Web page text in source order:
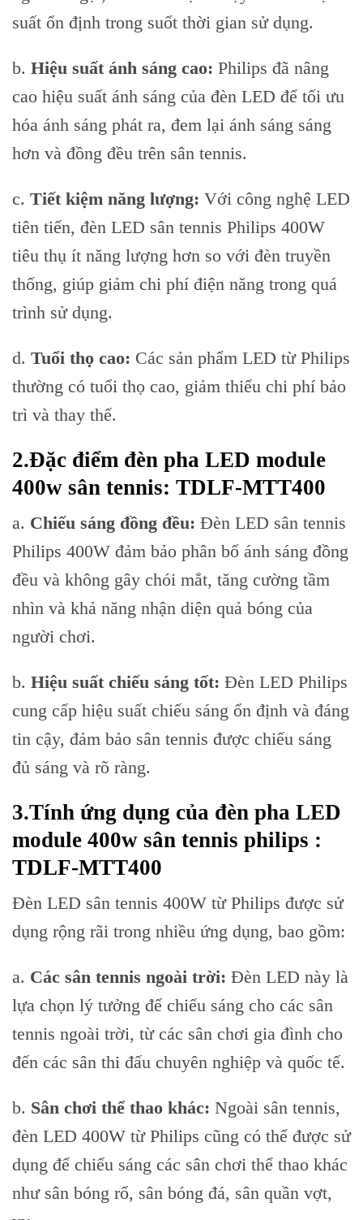
suất ổn định trong suốt thời gian sử dụng.
b. Hiệu suất ánh sáng cao: Philips đã nâng
cao hiệu suất ánh sáng của đèn LED để tối ưu
hóa ánh sáng phát ra, đem lại ánh sáng sáng
hơn và đồng đều trên sân tennis.
c. Tiết kiệm năng lượng: Với công nghệ LED
tiên tiến, đèn LED sân tennis Philips 400W
tiêu thụ ít năng lượng hơn so với đèn truyền
thống, giúp giảm chi phí điện năng trong quá
trình sử dụng.
d. Tuổi thọ cao: Các sản phẩm LED từ Philips
thường có tuổi thọ cao, giảm thiểu chi phí bảo
trì và thay thế.
2.Đặc điểm đèn pha LED module
400w sân tennis: TDLF-MTT400
a. Chiếu sáng đồng đều: Đèn LED sân tennis
Philips 400W đảm bảo phân bố ánh sáng đồng
đều và không gây chói mắt, tăng cường tầm
nhìn và khả năng nhận diện quả bóng của
người chơi.
b. Hiệu suất chiếu sáng tốt: Đèn LED Philips
cung cấp hiệu suất chiếu sáng ổn định và đáng
tin cậy, đảm bảo sân tennis được chiếu sáng
đủ sáng và rõ ràng.
3.Tính ứng dụng của đèn pha LED
module 400w sân tennis philips :
TDLF-MTT400
Đèn LED sân tennis 400W từ Philips được sử
dụng rộng rãi trong nhiều ứng dụng, bao gồm:
a. Các sân tennis ngoài trời: Đèn LED này là
lựa chọn lý tưởng để chiếu sáng cho các sân
tennis ngoài trời, từ các sân chơi gia đình cho
đến các sân thi đấu chuyên nghiệp và quốc tế.
b. Sân chơi thể thao khác: Ngoài sân tennis,
đèn LED 400W từ Philips cũng có thể được sử
dụng để chiếu sáng các sân chơi thể thao khác
như sân bóng rổ, sân bóng đá, sân quần vợt,